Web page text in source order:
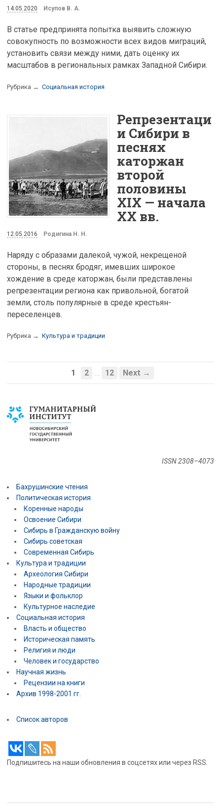
14.05.2020 Исупов В. А.
В статье предпринята попытка выявить сложную
совокупность по возможности всех видов миграций,
установить связи между ними, дать оценку их
масштабов в региональных рамках Западной Сибири.
Рубрика → Социальная история
Репрезентаци
и Сибири в
песнях
каторжан
второй
половины
XIX — начала
ХХ вв.
12.05.2016 Родигина Н. Н.
Наряду с образами далекой, чужой, некрещеной
стороны, в песнях бродяг, имевших широкое
хождение в среде каторжан, были представлены
репрезентации региона как привольной, богатой
земли, столь популярные в среде крестьян-
переселенцев.
Рубрика → Культура и традиции
1 2 12 Next →
ISSN 2308–4073
Бахрушинские чтения
Политическая история
Коренные народы
Освоение Сибири
Сибирь в Гражданскую войну
Сибирь советская
Современная Сибирь
Культура и традиции
Археология Сибири
Народные традиции
Языки и фольклор
Культурное наследие
Социальная история
Власть и общество
Историческая память
Религия и люди
Человек и государство
Научная жизнь
Рецензии на книги
Архив 1998-2001 гг.
Список авторов
Подпишитесь на наши обновления в соцсетях или через RSS.